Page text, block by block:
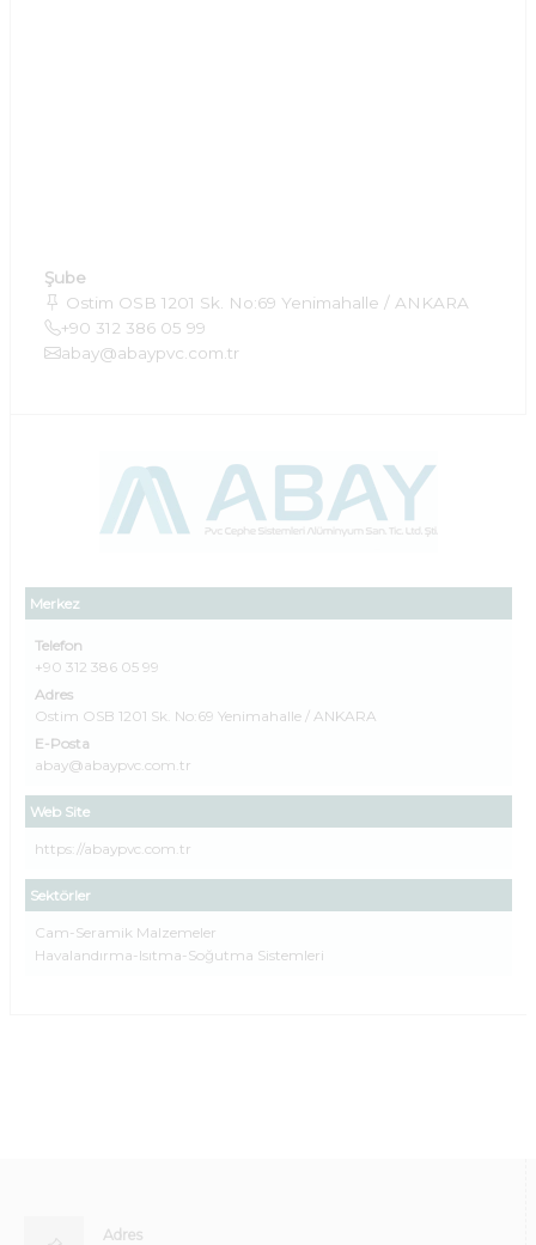
Merkez
Telefon
+90 312 386 05 99
Adres
Ostim OSB 1201 Sk. No:69 Yenimahalle / ANKARA
E-Posta
abay@abaypvc.com.tr
Web Site
https://abaypvc.com.tr
Sektörler
Cam-Seramik Malzemeler
Havalandırma-Isıtma-Soğutma Sistemleri
Şube
Ostim OSB 1201 Sk. No:69 Yenimahalle / ANKARA
+90 312 386 05 99
abay@abaypvc.com.tr
Adres